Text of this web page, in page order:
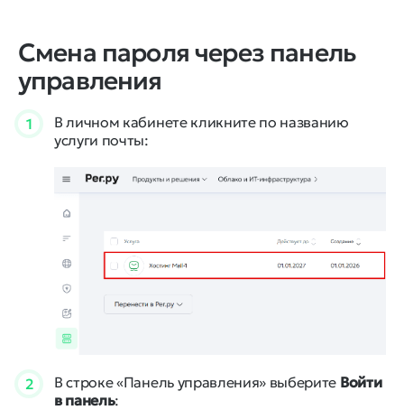
Смена пароля через панель
управления
1
В личном кабинете кликните по названию
услуги почты:
2 В строке «Панель управления» выберите Войти
в панель: